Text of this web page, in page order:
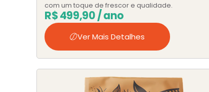
com um toque de frescor e qualidade.
R$499,90/ ano
Ver Mais Detalhes